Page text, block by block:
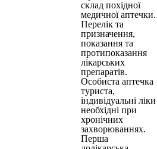
склад похідної
медичної аптечки.
Перелік та
призначення,
показання та
протипоказання
лікарських
препаратів.
Особиста аптечка
туриста,
індивідуальні ліки
необхідні при
хронічних
захворюваннях.
Перша